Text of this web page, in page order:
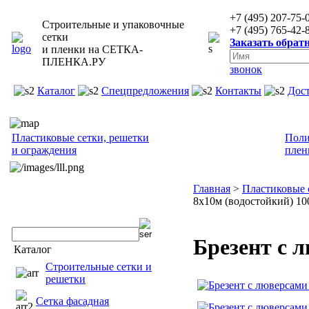
Строительные и упаковочные
сетки
и пленки на СЕТКА-
ПЛЕНКА.РУ
+7 (495) 207-75-
+7 (495) 765-42-
Заказать
звонок
Каталог
Спецпредложения Контакты
Пластиковые сетки, решетки
и ограждения
Каталог
Строительные сетки и
решетки
Сетка фасадная
Главная > Пластиковые
8х10м (водостойкий)
Брезент с